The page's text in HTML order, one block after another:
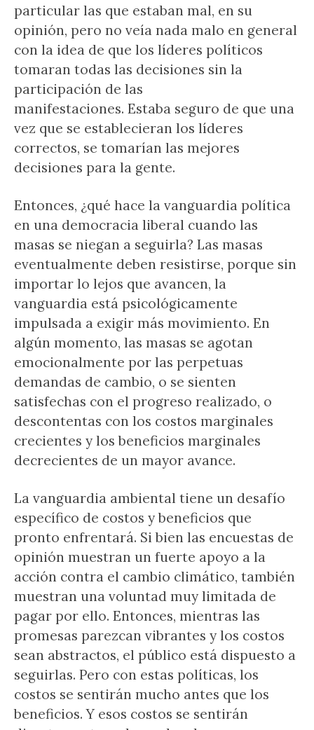
particular las que estaban mal, en su
opinión, pero no veía nada malo en general
con la idea de que los líderes políticos
tomaran todas las decisiones sin la
participación de las
manifestaciones. Estaba seguro de que una
vez que se establecieran los líderes
correctos, se tomarían las mejores
decisiones para la gente.
Entonces, ¿qué hace la vanguardia política
en una democracia liberal cuando las
masas se niegan a seguirla? Las masas
eventualmente deben resistirse, porque sin
importar lo lejos que avancen, la
vanguardia está psicológicamente
impulsada a exigir más movimiento. En
algún momento, las masas se agotan
emocionalmente por las perpetuas
demandas de cambio, o se sienten
satisfechas con el progreso realizado, o
descontentas con los costos marginales
crecientes y los beneficios marginales
decrecientes de un mayor avance.
La vanguardia ambiental tiene un desafío
específico de costos y beneficios que
pronto enfrentará. Si bien las encuestas de
opinión muestran un fuerte apoyo a la
acción contra el cambio climático, también
muestran una voluntad muy limitada de
pagar por ello. Entonces, mientras las
promesas parezcan vibrantes y los costos
sean abstractos, el público está dispuesto a
seguirlas. Pero con estas políticas, los
costos se sentirán mucho antes que los
beneficios. Y esos costos se sentirán